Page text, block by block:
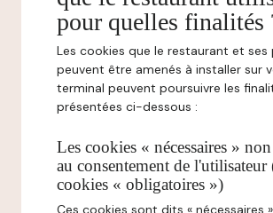
pour quelles finalités
Les cookies que le restaurant et ses
peuvent être amenés à installer sur
terminal peuvent poursuivre les
présentées ci-dessous :
Les cookies « nécessaires »
au consentement de l'utilisateur
cookies « obligatoires »)
Ces cookies sont dits « nécessaires